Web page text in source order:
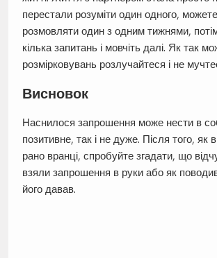
перестали розуміти один одного,
розмовляти один з одним тижнями,
кілька запитань і мовчіть далі. Як так
розмірковувань розлучайтеся і не
Висновок
Наснилося запрошення може нести в
позитивне, так і не дуже. Після того, як
рано вранці, спробуйте згадати, що
взяли запрошення в руки або як
його давав.